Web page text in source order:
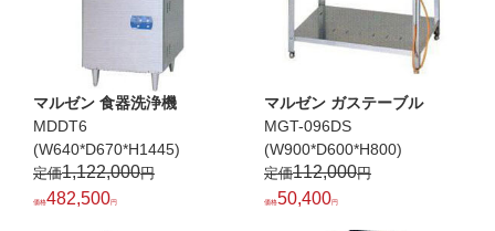
マルゼン 食器洗浄機
MDDT6
(W640*D670*H1445)
1,122,000
482,500
マルゼン ガステーブル
MGT-096DS
(W900*D600*H800)
112,000
50,400